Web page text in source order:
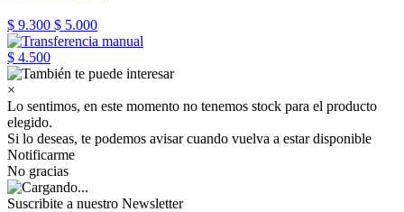
$ 9.300 $ 5.000
$ 4.500
×
Lo sentimos, en este momento no tenemos stock para el producto
elegido.
Si lo deseas, te podemos avisar cuando vuelva a estar disponible
Notificarme
No gracias
Suscribite a nuestro Newsletter